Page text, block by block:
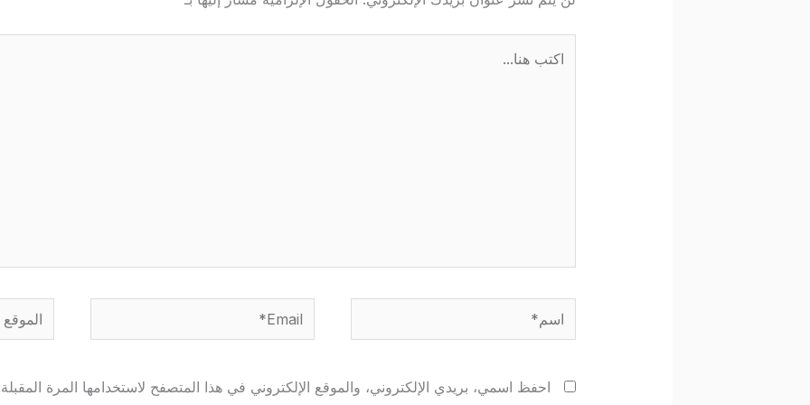
اسم* Email* الموقع
احفظ اسمي، بريدي الإلكتروني، والموقع الإلكتروني في هذا المتصفح لاستخدامها المرة